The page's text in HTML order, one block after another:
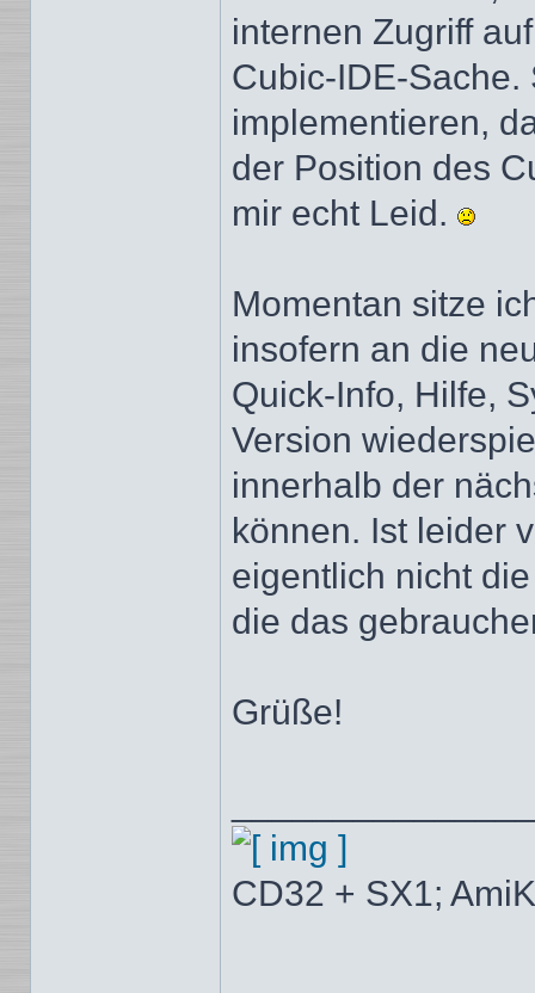
internen Zugriff
Cubic-IDE-
implementieren,
der Position des
mir echt Leid.
Momentan sitze
insofern an die
Quick-Info, Hilfe,
Version
innerhalb der
können. Ist leider
eigentlich nicht
die das
Grüße!
CD32 + SX1;